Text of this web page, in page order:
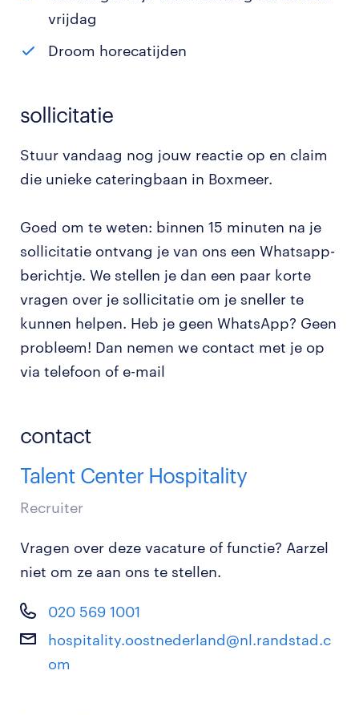
vrijdag
Droom horecatijden
sollicitatie
Stuur vandaag nog jouw reactie op en claim
die unieke cateringbaan in Boxmeer.
Goed om te weten: binnen 15 minuten na je
sollicitatie ontvang je van ons een Whatsapp-
berichtje. We stellen je dan een paar korte
vragen over je sollicitatie om je sneller te
kunnen helpen. Heb je geen WhatsApp? Geen
probleem! Dan nemen we contact met je op
via telefoon of e-mail
contact
Talent Center Hospitality
Recruiter
Vragen over deze vacature of functie? Aarzel
niet om ze aan ons te stellen.
020 569 1001
hospitality.oostnederland@nl.randstad.c
om